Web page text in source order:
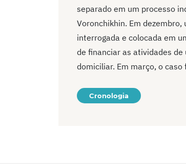
separado em um processo
Voronchikhin. Em
interrogada e colocada em
de financiar as atividades
domiciliar. Em março, o caso
Cronologia